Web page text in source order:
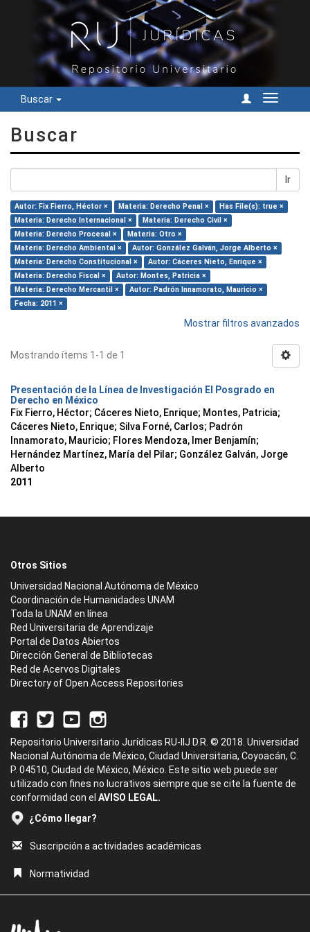
Buscar
Cambiar
Buscar
Ir
Autor: Fix Fierro, Héctor × Materia: Derecho Penal ×
Has File(s): true ×
Materia: Derecho Internacional ×
Materia: Derecho Civil ×
Materia: Derecho Procesal ×
Materia: Otro ×
Materia: Derecho Ambiental ×
Autor: González Galván, Jorge Alberto ×
Materia: Derecho Constitucional ×
Autor: Cáceres Nieto, Enrique ×
Materia: Derecho Fiscal ×
Autor: Montes, Patricia ×
Materia: Derecho Mercantil ×
Autor: Padrón Innamorato, Mauricio ×
Fecha: 2011 ×
Mostrar filtros avanzados
Mostrando ítems 1-1 de 1
Presentación de la Línea de Investigación El Posgrado en
Derecho en México
Fix Fierro, Héctor; Cáceres Nieto, Enrique; Montes, Patricia;
Cáceres Nieto, Enrique; Silva Forné, Carlos; Padrón
Innamorato, Mauricio; Flores Mendoza, Imer Benjamín;
Hernández Martínez, María del Pilar; González Galván, Jorge
Alberto
2011
Otros Sitios
Universidad Nacional Autónoma de México
Coordinación de Humanidades UNAM
Toda la UNAM en línea
Red Universitaria de Aprendizaje
Portal de Datos Abiertos
Dirección General de Bibliotecas
Red de Acervos Digitales
Directory of Open Access Repositories
Repositorio Universitario Jurídicas RU-IIJ D.R. © 2018. Universidad
Nacional Autónoma de México, Ciudad Universitaria, Coyoacán, C.
P. 04510, Ciudad de México, México. Este sitio web puede ser
utilizado con fines no lucrativos siempre que se cite la fuente de
conformidad con el AVISO LEGAL.
¿Cómo llegar?
Suscripción a actividades académicas
Normatividad